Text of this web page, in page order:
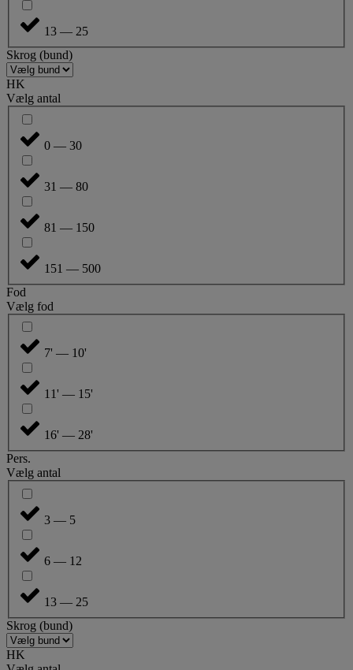
13 — 25
Skrog (bund)
HK
Vælg antal
0 — 30
31 — 80
81 — 150
151 — 500
Fod
Vælg fod
7' — 10'
11' — 15'
16' — 28'
Pers.
Vælg antal
3 — 5
6 — 12
13 — 25
Skrog (bund)
HK